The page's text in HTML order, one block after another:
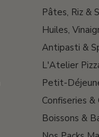
Pâtes, Riz &
Huiles,
Antipasti &
L'Atelier
Petit-
Confiseries
Boissons &